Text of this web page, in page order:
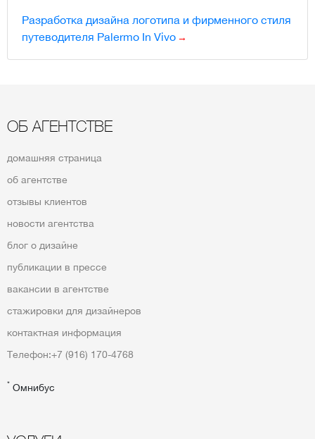
Разработка дизайна логотипа и фирменного стиля
путеводителя Palermo In Vivo
ОБ АГЕНТСТВЕ
домашняя страница
об агентстве
отзывы клиентов
новости агентства
блог о дизайне
публикации в прессе
вакансии в агентстве
стажировки для дизайнеров
контактная информация
Телефон:+7 (916) 170-4768
* Омнибус